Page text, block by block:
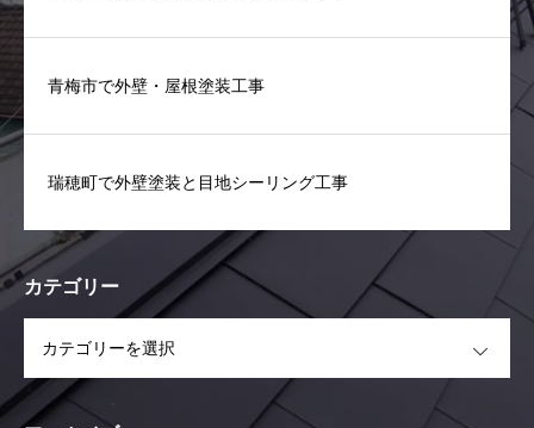
青梅市で外壁・屋根塗装工事
瑞穂町で外壁塗装と目地シーリング工事
カテゴリー